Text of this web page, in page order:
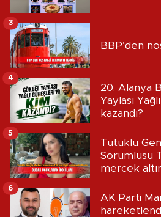
BBP’den
3
20. Alanya
Yaylası
kazandı?
4
Tutuklu
Sorumlusu
mercek
5
AK Parti
6